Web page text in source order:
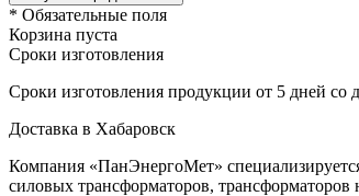
* Обязательные поля
Корзина пуста
Сроки изготовления
Сроки изготовления продукции от 5 дней со
Доставка в Хабаровск
Компания «ПанЭнергоМет»
силовых трансформаторов, трансформаторов